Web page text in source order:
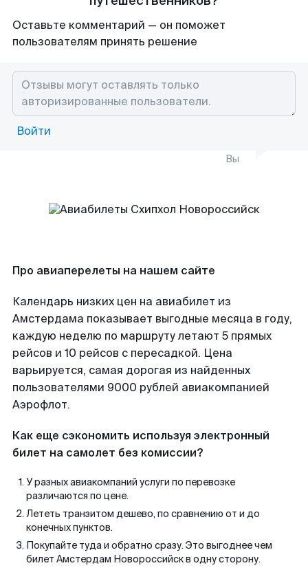
Оставьте комментарий — он поможет
пользователям принять решение
Войти
Вы
Про авиаперелеты на нашем сайте
Календарь низких цен на авиабилет из
Амстердама показывает выгодные месяца в году,
каждую неделю по маршруту летают 5 прямых
рейсов и 10 рейсов с пересадкой. Цена
варьируется, самая дорогая из найденных
пользователями 9000 рублей авиакомпанией
Аэрофлот.
Как еще сэкономить используя электронный
билет на самолет без комиссии?
У разных авиакомпаний услуги по перевозке
различаются по цене.
Лететь транзитом дешево, по сравнению от и до
конечных пунктов.
Покупайте туда и обратно сразу. Это выгоднее чем
билет Амстердам Новороссийск в одну сторону.